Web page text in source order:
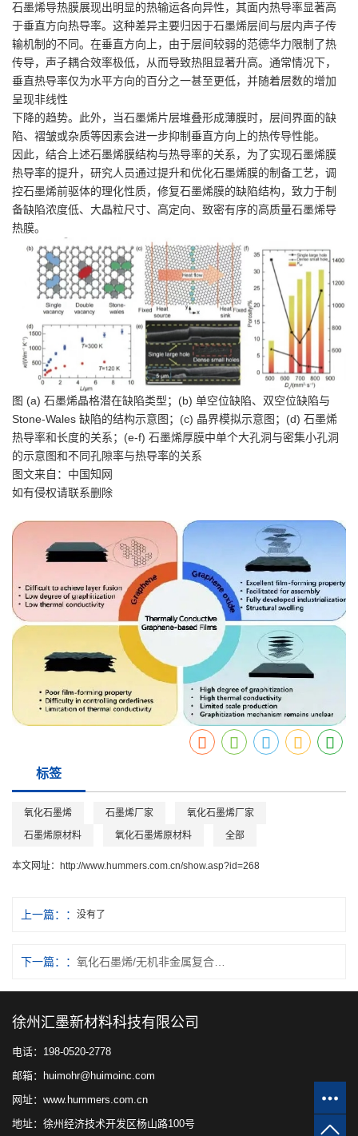
石墨烯导热膜展现出明显的热输运各向异性，其面内热导率显著高
于垂直方向热导率。这种差异主要归因于石墨烯层间与层内声子传
输机制的不同。在垂直方向上，由于层间较弱的范德华力限制了热
传导，声子耦合效率极低，从而导致热阻显著升高。通常情况下，
垂直热导率仅为水平方向的百分之一甚至更低，并随着层数的增加
呈现非线性
下降的趋势。此外，当石墨烯片层堆叠形成薄膜时，层间界面的缺
陷、褶皱或杂质等因素会进一步抑制垂直方向上的热传导性能。
因此，结合上述石墨烯膜结构与热导率的关系，为了实现石墨烯膜
热导率的提升，研究人员通过提升和优化石墨烯膜的制备工艺，调
控石墨烯前驱体的理化性质，修复石墨烯膜的缺陷结构，致力于制
备缺陷浓度低、大晶粒尺寸、高定向、致密有序的高质量石墨烯导
热膜。
图 (a) 石墨烯晶格潜在缺陷类型；(b) 单空位缺陷、双空位缺陷与
Stone-Wales 缺陷的结构示意图；(c) 晶界模拟示意图；(d) 石墨烯
热导率和长度的关系；(e-f) 石墨烯厚膜中单个大孔洞与密集小孔洞
的示意图和不同孔隙率与热导率的关系
图文来自：中国知网
如有侵权请联系删除
标签
氧化石墨烯 石墨烯厂家
氧化石墨烯厂家
石墨烯原材料
氧化石墨烯原材料 全部
本文网址： http://www.hummers.com.cn/show.asp?id=268
上一篇： 没有了
下一篇：
徐州汇墨新材料科技有限公司
电话：198-0520-2778
邮箱：huimohr@huimoinc.com
网址：www.hummers.com.cn
地址：徐州经济技术开发区杨山路100号